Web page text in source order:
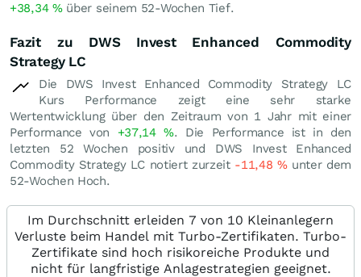
+38,34 %über seinem 52-Wochen Tief.
Fazit zu DWS Invest Enhanced Commodity
Strategy LC
Die DWS Invest Enhanced Commodity Strategy LC
Kurs Performance zeigt eine sehr starke
Wertentwicklung über den Zeitraum von 1 Jahr mit einer
Performance von +37,14%. Die Performance ist in den
letzten 52 Wochen positiv und DWS Invest Enhanced
Commodity Strategy LC notiert zurzeit -11,48 %unter dem
52-Wochen Hoch.
Im Durchschnitt erleiden 7 von 10 Kleinanlegern
Verluste beim Handel mit Turbo-Zertifikaten. Turbo-
Zertifikate sind hoch risikoreiche Produkte und
nicht für langfristige Anlagestrategien geeignet.